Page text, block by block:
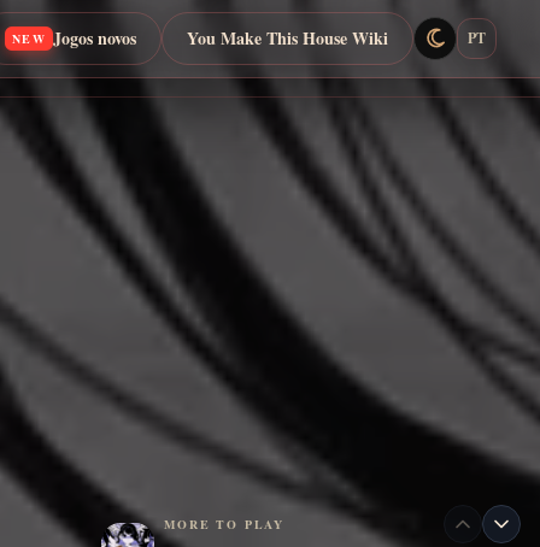
NEW Jogos novos You Make This House Wiki PT
MORE TO PLAY